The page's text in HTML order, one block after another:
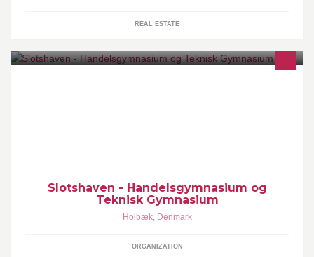
REAL ESTATE
Slotshaven - Handelsgymnasium og
Teknisk Gymnasium
Holbæk, Denmark
ORGANIZATION